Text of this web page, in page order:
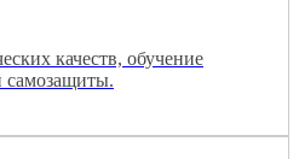
качеств, обучение
самозащиты.